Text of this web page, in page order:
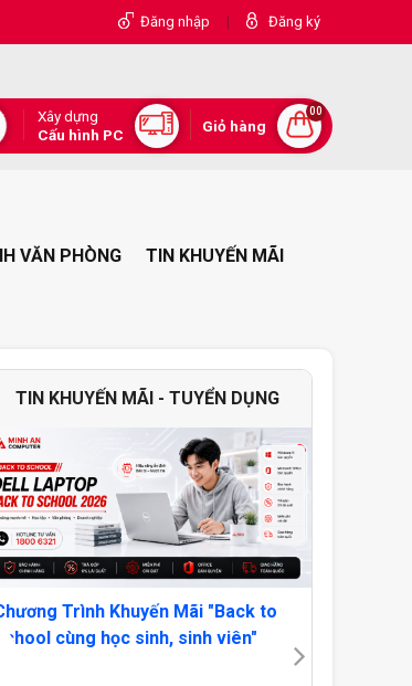
Đăng nhập | Đăng ký
Xây dựng
Cấu hình PC
Giỏ hàng
00
VĂN PHÒNG TIN KHUYẾN MÃI
TIN KHUYẾN MÃI - TUYỂN DỤNG
Trình Khuyến Mãi "Back to
School cùng học sinh, sinh viên"